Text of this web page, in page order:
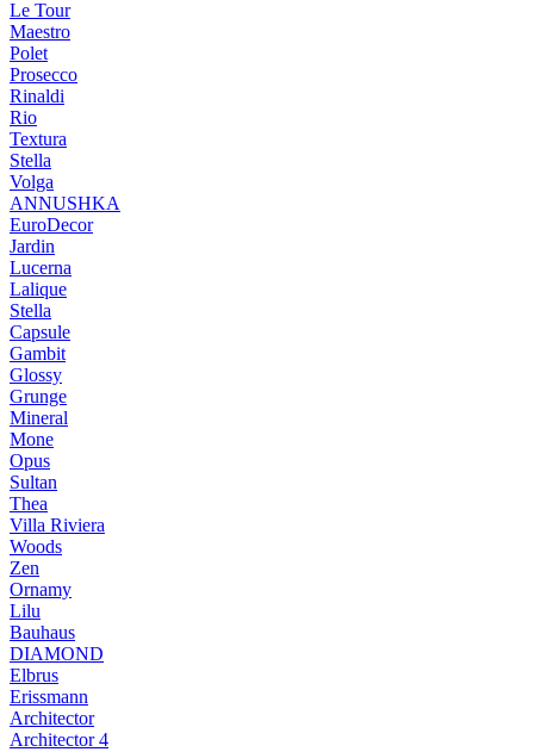
Le Tour
Maestro
Polet
Prosecco
Rinaldi
Rio
Textura
Stella
Volga
ANNUSHKA
EuroDecor
Jardin
Lucerna
Lalique
Stella
Capsule
Gambit
Glossy
Grunge
Mineral
Mone
Opus
Sultan
Thea
Villa Riviera
Woods
Zen
Ornamy
Lilu
Bauhaus
DIAMOND
Elbrus
Erissmann
Architector
Architector 4